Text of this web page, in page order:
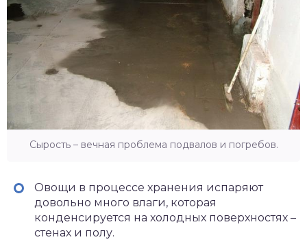
Сырость – вечная проблема подвалов и погребов.
Овощи в процессе хранения испаряют
довольно много влаги, которая
конденсируется на холодных поверхностях –
стенах и полу.